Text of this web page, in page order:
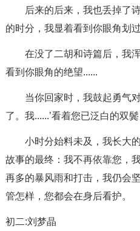
后来的后来，我也丢掉了诗
的时分，我显着看到你眼角划
在没了二胡和诗篇后，我浑
看到你眼角的绝望......
当你回家时，我鼓起勇气对
了。我......’看着您已泛白的双
小时分始料未及，我长大
故事的最终：我不再依靠您，
再多的暴风雨和打击，我仍会
管怎样，您都会在身后看护。
初二:刘梦晶